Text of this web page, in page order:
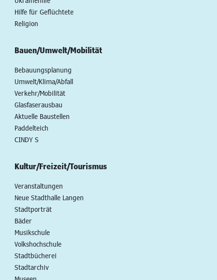
Hilfe für Geflüchtete
Religion
Bauen/Umwelt/Mobilität
Bebauungsplanung
Umwelt/Klima/Abfall
Verkehr/Mobilität
Glasfaserausbau
Aktuelle Baustellen
Paddelteich
CINDY S
Kultur/Freizeit/Tourismus
Veranstaltungen
Neue Stadthalle Langen
Stadtporträt
Bäder
Musikschule
Volkshochschule
Stadtbücherei
Stadtarchiv